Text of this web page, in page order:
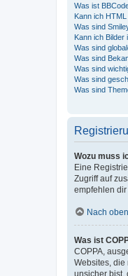
Was ist
Kann ich
Was sind
Kann ich Bilder
Was sind
Was sind
Was sind
Was sind
Was sind
Wozu muss
Eine
Zugriff auf
empfehlen
Nach oben
Was ist
COPPA,
Websites,
unsicher bist,